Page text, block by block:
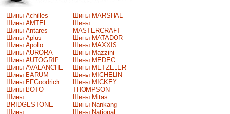
Шины Achilles
Шины AMTEL
Шины Antares
Шины Aplus
Шины Apollo
Шины AURORA
Шины AUTOGRIP
Шины AVALANCHE
Шины BARUM
Шины BFGoodrich
Шины BOTO
Шины
BRIDGESTONE
Шины
Шины MARSHAL
Шины
MASTERCRAFT
Шины MATADOR
Шины MAXXIS
Шины Mazzini
Шины MEDEO
Шины METZELER
Шины MICHELIN
Шины MICKEY
THOMPSON
Шины Mitas
Шины Nankang
Шины National